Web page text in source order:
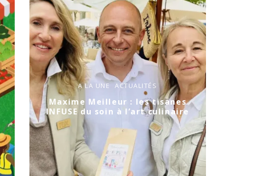
A LA UNE ACTUALITÉS
Maxime Meilleur : les tisanes
INFUSE du soin à l’art culinaire